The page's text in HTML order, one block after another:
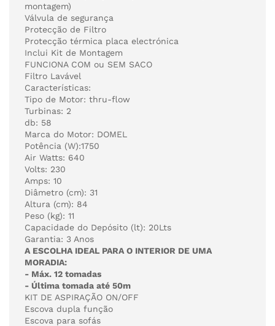
montagem)
Válvula de segurança
Protecção de Filtro
Protecção térmica placa electrónica
Inclui Kit de Montagem
FUNCIONA COM ou SEM SACO
Filtro Lavável
Características:
Tipo de Motor: thru-flow
Turbinas: 2
db: 58
Marca do Motor: DOMEL
Potência (W):1750
Air Watts: 640
Volts: 230
Amps: 10
Diâmetro (cm): 31
Altura (cm): 84
Peso (kg): 11
Capacidade do Depósito (lt): 20Lts
Garantia: 3 Anos
A ESCOLHA IDEAL PARA O INTERIOR DE UMA
MORADIA:
- Máx. 12 tomadas
- Última tomada até 50m
KIT DE ASPIRAÇÃO ON/OFF
Escova dupla função
Escova para sofás